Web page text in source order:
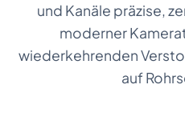
und Kanäle präzise,
moderner
wiederkehrenden
auf